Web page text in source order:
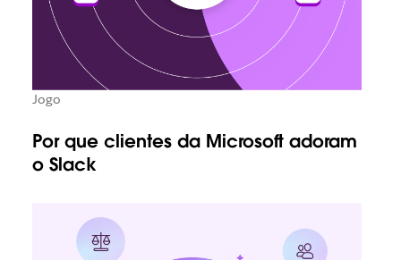
Jogo
Por que clientes da Microsoft adoram
o Slack